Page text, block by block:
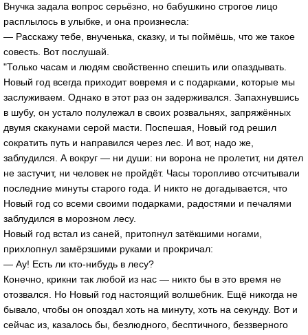
Внучка задала вопрос серьёзно, но бабушкино строгое лицо
расплылось в улыбке, и она произнесла:
— Расскажу тебе, внученька, сказку, и ты поймёшь, что же такое
совесть. Вот послушай.
"Только часам и людям свойственно спешить или опаздывать.
Новый год всегда приходит вовремя и с подарками, которые мы
заслуживаем. Однако в этот раз он задерживался. Запахнувшись
в шубу, он устало полулежал в своих розвальнях, запряжённых
двумя скакунами серой масти. Поспешая, Новый год решил
сократить путь и направился через лес. И вот, надо же,
заблудился. А вокруг — ни души: ни ворона не пролетит, ни дятел
не застучит, ни человек не пройдёт. Часы торопливо отсчитывали
последние минуты старого года. И никто не догадывается, что
Новый год со всеми своими подарками, радостями и печалями
заблудился в морозном лесу.
Новый год встал из саней, притопнул затёкшими ногами,
прихлопнул замёрзшими руками и прокричал:
— Ау! Есть ли кто-нибудь в лесу?
Конечно, крикни так любой из нас — никто бы в это время не
отозвался. Но Новый год настоящий волшебник. Ещё никогда не
бывало, чтобы он опоздал хоть на минуту, хоть на секунду. Вот и
сейчас из, казалось бы, безлюдного, бесптичного, беззверного